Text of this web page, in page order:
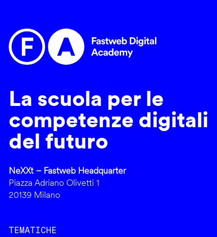
La scuola per le
competenze digitali
del futuro
NeXXt – Fastweb Headquarter
Piazza Adriano Olivetti 1
20139 Milano
TEMATICHE